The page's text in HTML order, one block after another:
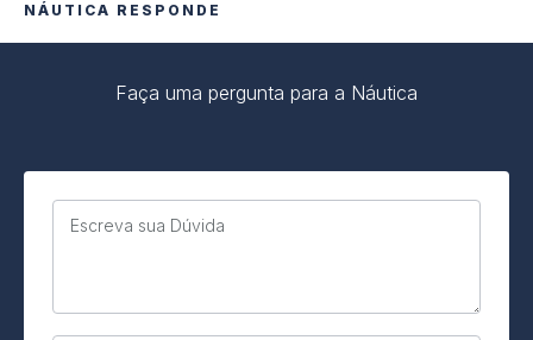
NÁUTICA RESPONDE
Faça uma pergunta para a Náutica
Escreva sua Dúvida